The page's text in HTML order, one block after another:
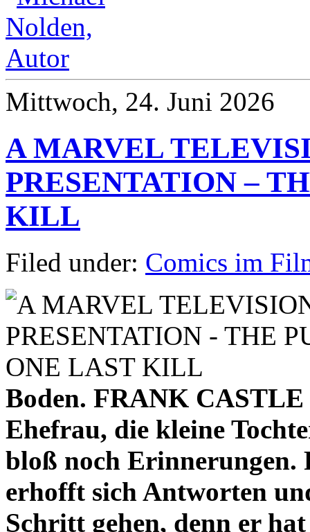
Mittwoch, 24. Juni 2026
A MARVEL
PRESENTATION –
KILL
Filed under: Comics im
Boden. FRANK
Ehefrau, die kleine
bloß noch
erhofft sich Antworten
Schritt gehen, denn er